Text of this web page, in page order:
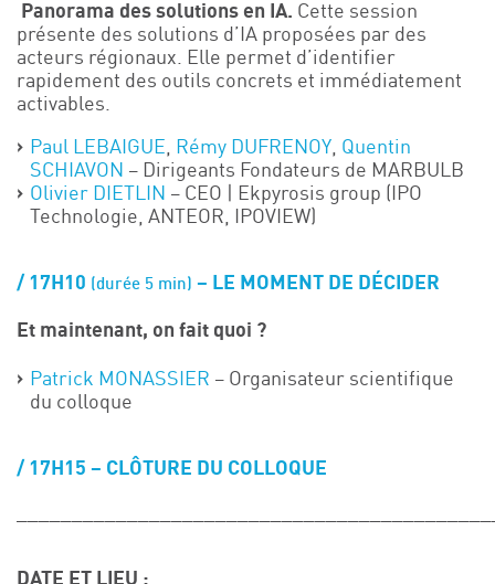
​​ Panorama des solutions en IA. Cette session
présente des solutions d’IA proposées par des
acteurs régionaux. Elle permet d’identifier
rapidement des outils concrets et immédiatement
activables.
Paul LEBAIGUE, Rémy DUFRENOY, Quentin
SCHIAVON – Dirigeants Fondateurs de MARBULB
Olivier DIETLIN – CEO | Ekpyrosis group (IPO
Technologie, ANTEOR, IPOVIEW)
17H10 (durée 5 min) – LE MOMENT DE DÉCIDER
Et maintenant, on fait quoi ?
Patrick MONASSIER – Organisateur scientifique
du colloque
17H15 – CLÔTURE DU COLLOQUE
DATE ET LIEU :